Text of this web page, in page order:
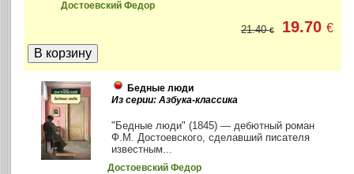
Достоевский Федор
21.40€ 19.70€
Бедные люди
Из серии: Азбука-классика
"Бедные люди" (1845) — дебютный роман
Ф.М. Достоевского, сделавший писателя
известным...
Достоевский Федор